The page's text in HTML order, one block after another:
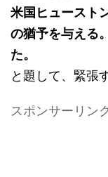
米国ヒュースト
の猶予を与える
た。
と題して、緊張
スポンサーリン